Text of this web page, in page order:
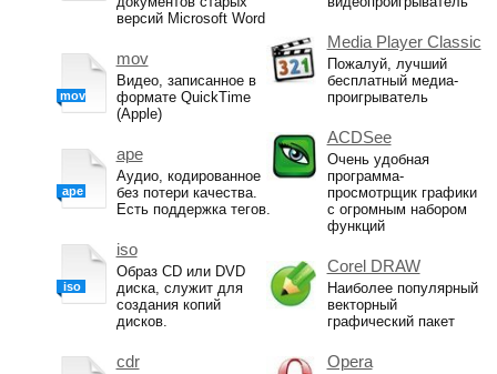
версий Microsoft Word
mov
mov
Видео, записанное в
формате QuickTime
(Apple)
ape
ape
Аудио, кодированное
без потери качества.
Есть поддержка тегов.
iso
iso
Образ CD или DVD
диска, служит для
создания копий
дисков.
cdr
Media Player Classic
Пожалуй, лучший
бесплатный медиа-
проигрыватель
ACDSee
Очень удобная
программа-
просмотрщик графики
с огромным набором
функций
Corel DRAW
Наиболее популярный
векторный
графический пакет
Opera